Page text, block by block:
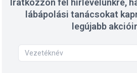
Iratkozzon fel hírlevelünkre,
lábápolási tanácsokat
legújabb